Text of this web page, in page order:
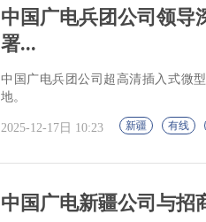
中国广电兵团公司领导
署...
中国广电兵团公司超高清插入式微
地。
2025-12-17日 10:23 新疆 有线
中国广电新疆公司与招